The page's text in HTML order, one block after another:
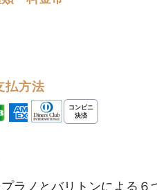
払方法
ラノとバリトンによる６